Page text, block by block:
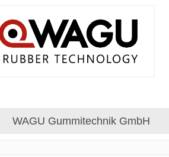
WAGU Gummitechnik GmbH